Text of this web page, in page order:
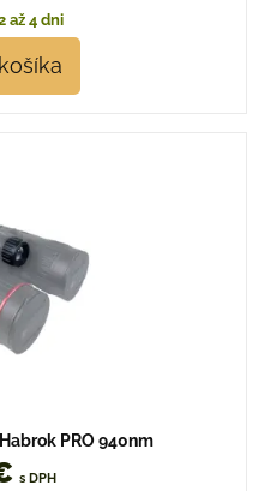
až 4 dni
PRO 940nm
s DPH